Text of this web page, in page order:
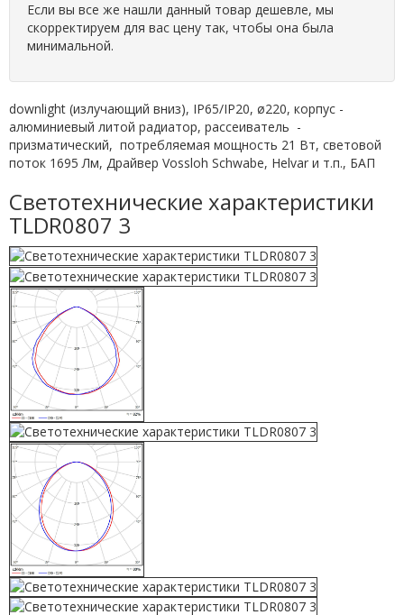
Если вы все же нашли данный товар дешевле, мы
скорректируем для вас цену так, чтобы она была
минимальной.
downlight (излучающий вниз), IP65/IP20, ø220, корпус -
алюминиевый литой радиатор, рассеиватель -
призматический, потребляемая мощность 21 Вт, световой
поток 1695 Лм, Драйвер Vossloh Schwabe, Helvar и т.п., БАП
Светотехнические характеристики
TLDR0807 3